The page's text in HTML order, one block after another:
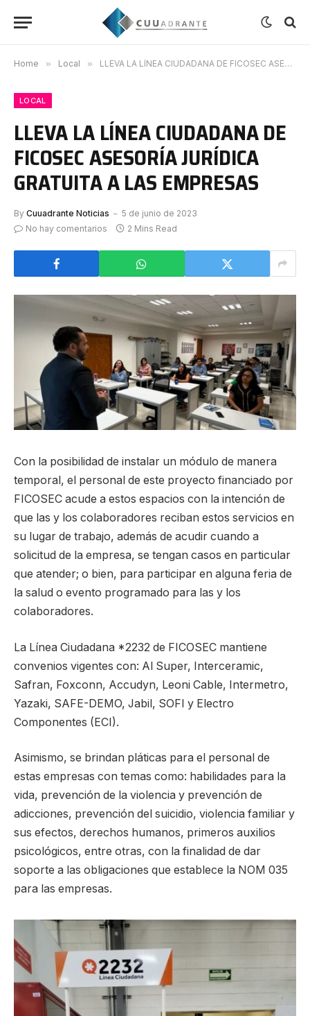
Home » Local » LLEVA LA LÍNEA CIUDADANA DE FICOSEC ASESORÍA JURÍDICA GRATUITA A LAS EMPRESAS
LOCAL
LLEVA LA LÍNEA CIUDADANA DE
FICOSEC ASESORÍA JURÍDICA
GRATUITA A LAS EMPRESAS
By Cuuadrante Noticias
5 de junio de 2023
No hay comentarios
2 Mins Read
Con la posibilidad de instalar un módulo de manera
temporal, el personal de este proyecto financiado por
FICOSEC acude a estos espacios con la intención de
que las y los colaboradores reciban estos servicios en
su lugar de trabajo, además de acudir cuando a
solicitud de la empresa, se tengan casos en particular
que atender; o bien, para participar en alguna feria de
la salud o evento programado para las y los
colaboradores.
La Línea Ciudadana *2232 de FICOSEC mantiene
convenios vigentes con: Al Super, Interceramic,
Safran, Foxconn, Accudyn, Leoni Cable, Intermetro,
Yazaki, SAFE-DEMO, Jabil, SOFI y Electro
Componentes (ECI).
Asimismo, se brindan pláticas para el personal de
estas empresas con temas como: habilidades para la
vida, prevención de la violencia y prevención de
adicciones, prevención del suicidio, violencia familiar y
sus efectos, derechos humanos, primeros auxilios
psicológicos, entre otras, con la finalidad de dar
soporte a las obligaciones que establece la NOM 035
para las empresas.